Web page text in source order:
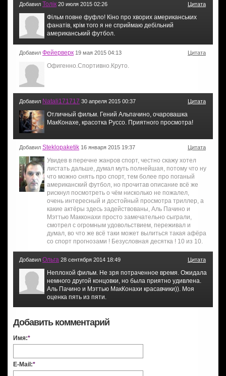
Добавил Толiк 20 июля 2015 02:26 Цитата
Фiльм повне фуфло! Кiно про хворих американських
фанатiв, крiм того я не сприймаю дебiльний
американський футбол.
Добавил Фейерверк 19 мая 2015 04:13 Цитата
Офигенно.Спортивно.Круто.
Добавил Natali171717 30 апреля 2015 00:37 Цитата
Отличный фильм. Гений Альпачино, очаровашка
МакКонахе, красотка Руссо. Приятного просмотра!
Добавил Steklopaketik 16 января 2015 19:37 Цитата
Увидев в перечне жанров спорт, честно скажу хотел
листать дальше, думал муть полнейшая, потому что ну
что можно снять про спорт, тем более про поганый
американский футбол, но прочитав описание всё же
рискнул посмотреть о чём нисколько не пожалел,
очень интересный и достойный просмотра триллер, а
какие актёры здесь задействованы, Аль Пачино и
Мэттью Макконахи просто замечательно сыграли,
смотрел с огромным удовольствием, переживал и
думал, во что же всё таки может вылиться такая афёра
со спорт прогнозами ! Безусловная десятка ! 10 из 10.
Добавил Ольга 28 сентября 2014 18:49 Цитата
Неплохой фильм. Не зря потраченное время. Ожидала
немного другой концовки, но была приятно удивлена.
Аль Пачино и Мэттью МакКонахи красавчики)). Моя
оценка пять из пяти.
Добавить комментарий
Имя:*
E-Mail:*